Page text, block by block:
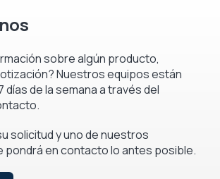
sobre algún producto,
Nuestros equipos están
días de la semana a través del
solicitud y uno de nuestros
pondrá en contacto lo antes posible.